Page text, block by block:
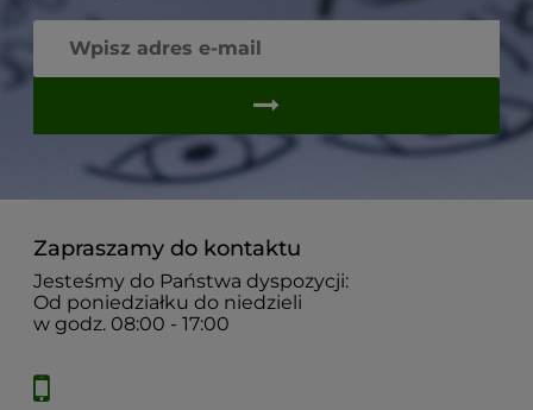
Zapraszamy do kontaktu
Jesteśmy do Państwa dyspozycji:
Od poniedziałku do niedzieli
w godz. 08:00 - 17:00